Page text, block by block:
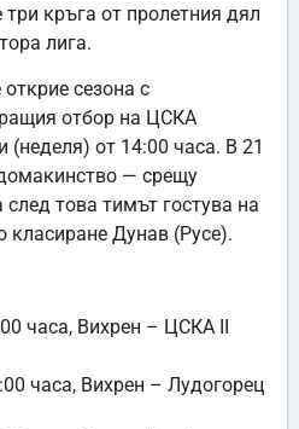
кръга от пролетния дял
лига.
сезона с
отбор на ЦСКА
от 14:00 часа. В 21
— срещу
това тимът гостува на
класиране Дунав (Русе).
часа, Вихрен – ЦСКА II
часа, Вихрен – Лудогорец